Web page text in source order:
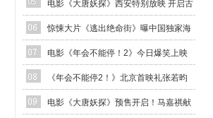
逅海洋美食
电影《大唐妖探》西安特别放映 开启古
城合家欢奇幻冒险！
惊悚大片《逃出绝命街》曝中国独家海
报 恐龙步步紧逼压迫感拉满
电影《年会不能停！2》今日爆笑上映
杭州站路演抽象整活不能停
《年会不能停2！》北京首映礼张若昀
白客现场爆笑整活 六城路演今日开启引爆
电影《大唐妖探》预售开启！马嘉祺献